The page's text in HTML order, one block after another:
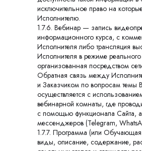
исключительное право на
Исполнителю.
1.7.6. Вебинар — запись
информационного курса, с
Исполнителя либо трансляция
Исполнителя в режиме
организованная посредством
Обратная связь между
и Заказчиком по вопросам темы
осуществляется с
вебинарной комнаты, где
с помощью функционала Сайта,
мессенджеров (Telegram,
1.7.7. Программа (или
виды, описание, содержание,